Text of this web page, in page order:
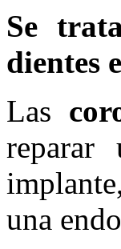
Se
dientes
Las
reparar
una